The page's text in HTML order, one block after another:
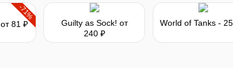
-71%
от 81 ₽ Guilty as Sock! от
240 ₽